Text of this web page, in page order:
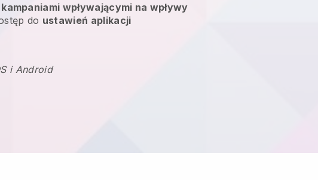
kampaniami wpływającymi na wpływy
do ustawień aplikacji
i Android